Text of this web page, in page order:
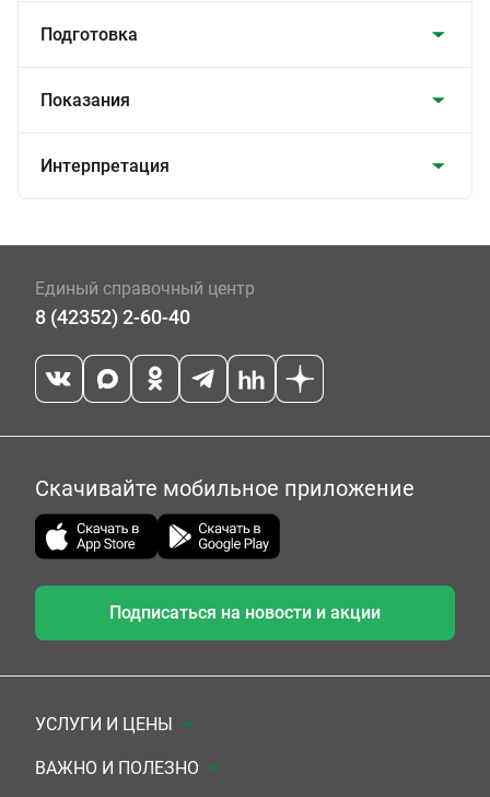
Подготовка
Показания
Интерпретация
Единый справочный центр
8 (42352) 2-60-40
Скачивайте мобильное приложение
Подписаться на новости и акции
УСЛУГИ И ЦЕНЫ
Анализы
ВАЖНО И ПОЛЕЗНО